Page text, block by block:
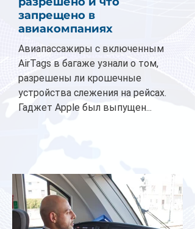
запрещено в
авиакомпаниях
Авиапассажиры с включенным
AirTags в багаже узнали о том,
разрешены ли крошечные
устройства слежения на рейсах.
Гаджет Apple был выпущен...